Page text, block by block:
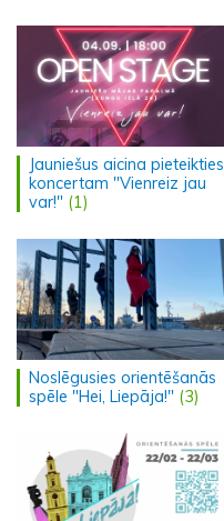
Jauniešus aicina pieteikties
koncertam "Vienreiz jau
var!" (1)
Noslēgusies orientēšanās
spēle "Hei, Liepāja!" (3)